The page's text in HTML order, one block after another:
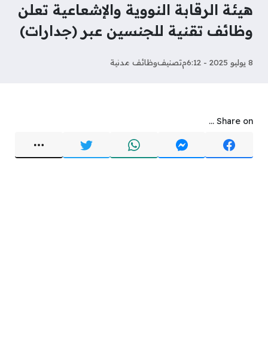
هيئة الرقابة النووية والإشعاعية تعلن
وظائف تقنية للجنسين عبر (جدارات)
8 يوليو 2025 - 6:12م تصنيفوظائف مدنية
Share on ...